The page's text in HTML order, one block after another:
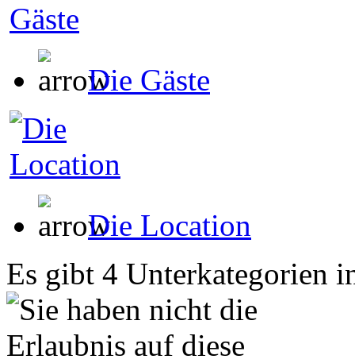
Die Gäste
Die Location
Es gibt 4 Unterkategorien